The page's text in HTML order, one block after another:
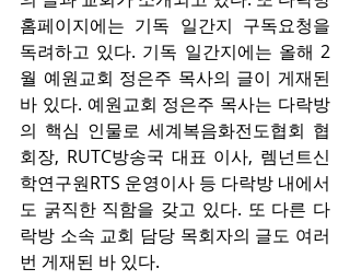
홈페이지에는 기독 일간지 구독요청을
독려하고 있다. 기독 일간지에는 올해 2
월 예원교회 정은주 목사의 글이 게재된
바 있다. 예원교회 정은주 목사는 다락방
의 핵심 인물로 세계복음화전도협회 협
회장, RUTC방송국 대표 이사, 렘넌트신
학연구원RTS 운영이사 등 다락방 내에서
도 굵직한 직함을 갖고 있다. 또 다른 다
락방 소속 교회 담당 목회자의 글도 여러
번 게재된 바 있다.